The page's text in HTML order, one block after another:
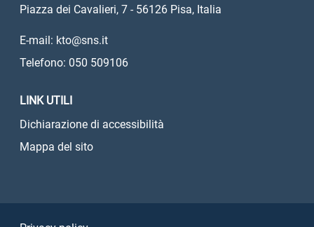
Piazza dei Cavalieri, 7 - 56126 Pisa, Italia
E-mail: kto@sns.it
Telefono: 050 509106
LINK UTILI
Dichiarazione di accessibilità
Mappa del sito